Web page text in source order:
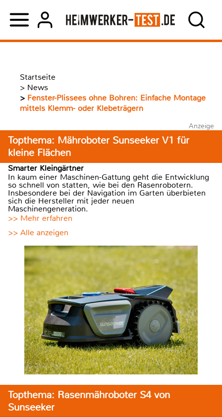
Startseite
> News
> Fenster-Plissees ohne Bohren: Einfache Montage
mittels Klemm- oder Klebeträgern
Anzeige
Topthema: Mähroboter Sunseeker V1 für
kleine Flächen
Smarter Kleingärtner
In kaum einer Maschinen-Gattung geht die Entwicklung
so schnell von statten, wie bei den Rasenrobotern.
Insbesondere bei der Navigation im Garten überbieten
sich die Hersteller mit jeder neuen
Maschinengeneration.
>> Mehr erfahren
>> Alle anzeigen
Topthema: Rasenmähroboter S4 von
Sunseeker